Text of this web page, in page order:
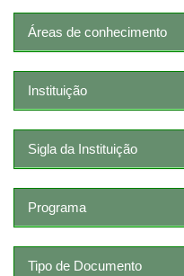
Áreas de conhecimento
Instituição
Sigla da Instituição
Programa
Tipo de Documento